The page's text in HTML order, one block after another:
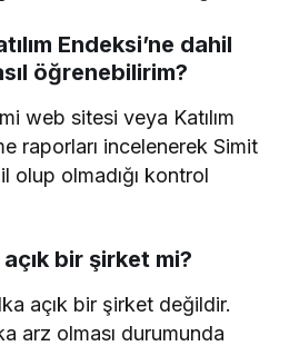
Endeksi’ne dahil
öğrenebilirim?
web sitesi veya Katılım
raporları incelenerek Simit
olup olmadığı kontrol
bir şirket mi?
açık bir şirket değildir.
arz olması durumunda